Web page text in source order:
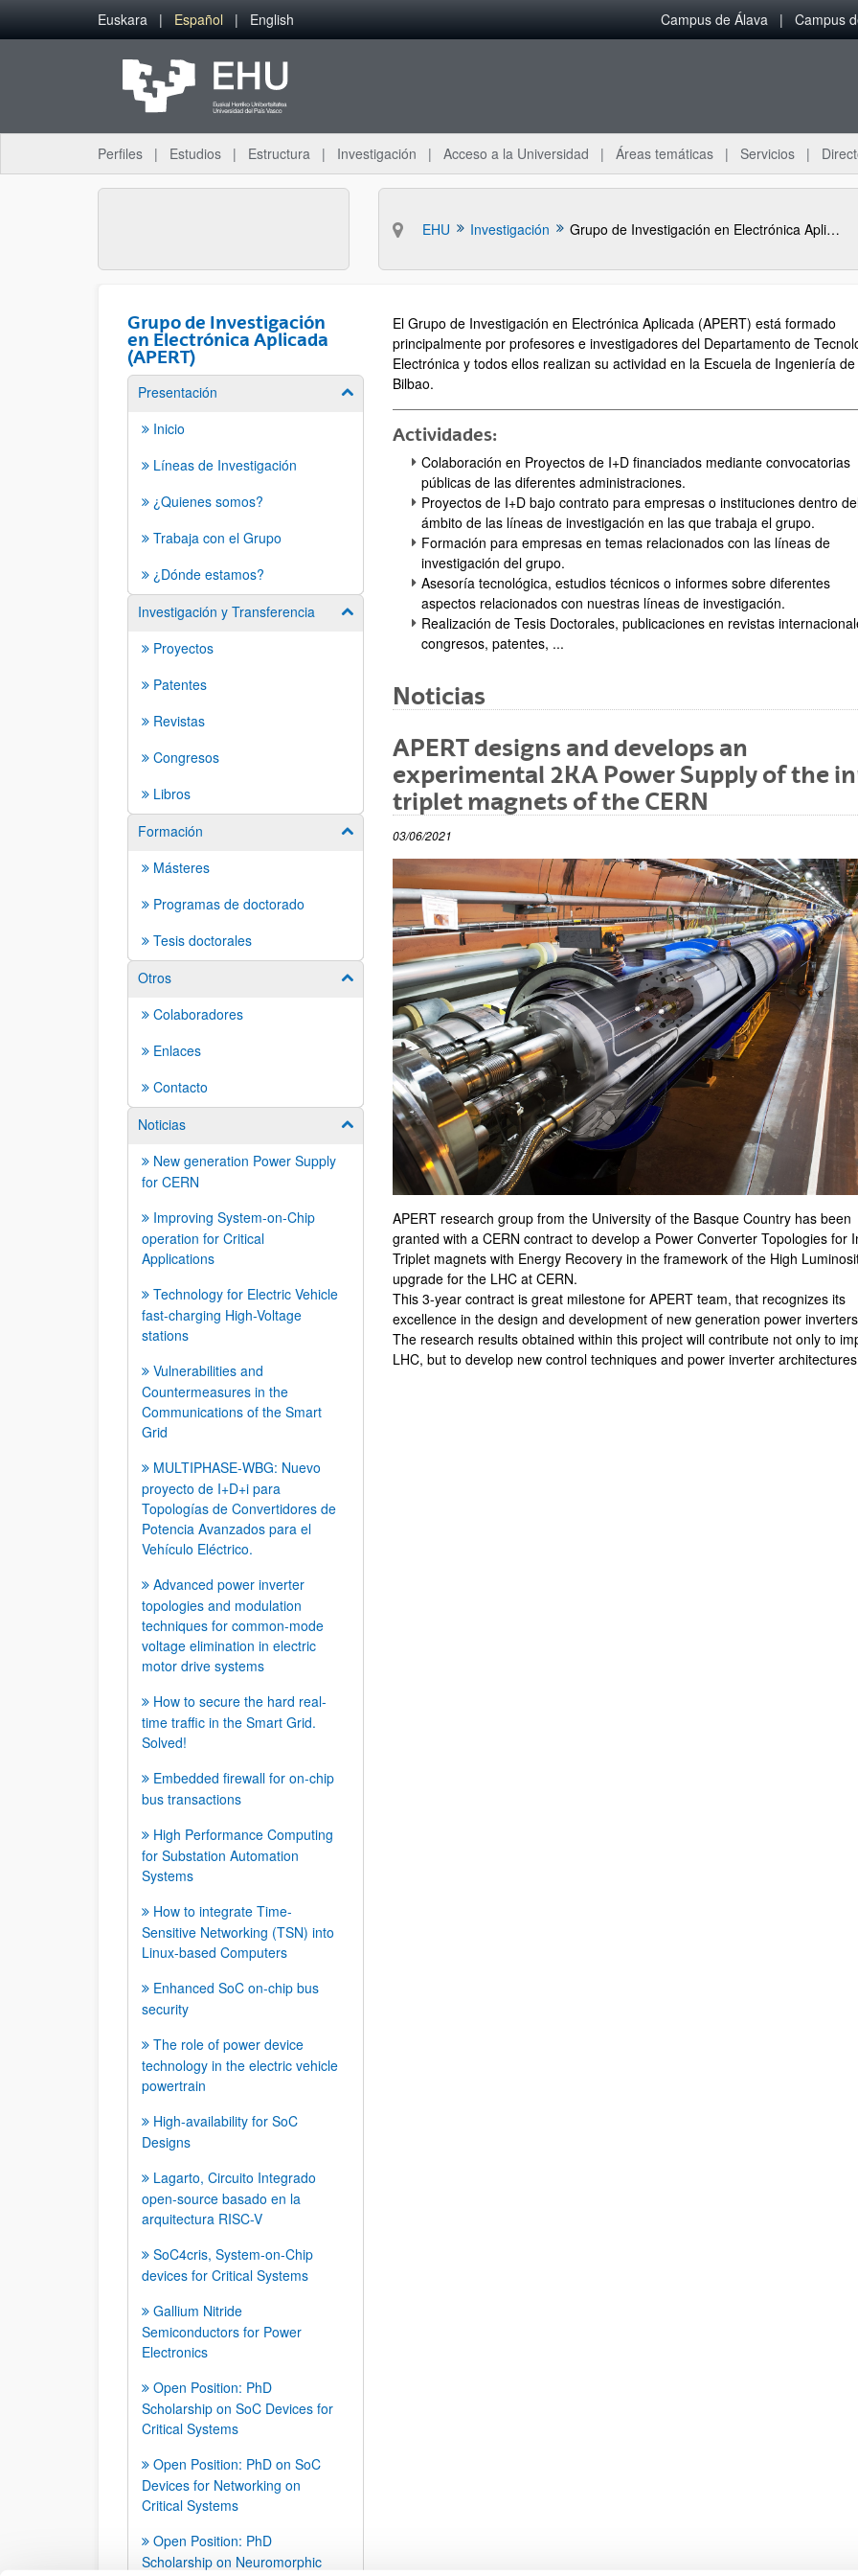
Saltar al contenido principal
Euskara Español English Campus de Álava Campus
Perfiles Estudios Estructura Investigación Acceso a la Universidad Áreas temáticas Servicios
EHU Investigación Grupo de Investigación en Electrónica Aplicada (APERT)
Grupo de Investigación
en Electrónica Aplicada
(APERT)
Presentación Mostrar/ocultar subpáginas
Inicio
Líneas de Investigación
¿Quienes somos?
Trabaja con el Grupo
¿Dónde estamos?
Investigación y Transferencia
Mostrar/ocultar subpáginas
Proyectos
Patentes
Revistas
Congresos
Libros
Formación
Mostrar/ocultar subpáginas
Másteres
Programas de doctorado
Tesis doctorales
Otros
Mostrar/ocultar subpáginas
Colaboradores
Enlaces
Contacto
Noticias
Mostrar/ocultar subpáginas
New generation Power Supply
for CERN
Improving System-on-Chip
operation for Critical
Applications
Technology for Electric Vehicle
fast-charging High-Voltage
stations
Vulnerabilities and
Countermeasures in the
Communications of the Smart
Grid
MULTIPHASE-WBG: Nuevo
proyecto de I+D+i para
Topologías de Convertidores de
Potencia Avanzados para el
Vehículo Eléctrico.
Advanced power inverter
topologies and modulation
techniques for common-mode
voltage elimination in electric
motor drive systems
How to secure the hard real-
time traffic in the Smart Grid.
Solved!
Embedded firewall for on-chip
bus transactions
High Performance Computing
for Substation Automation
Systems
How to integrate Time-
Sensitive Networking (TSN) into
Linux-based Computers
Enhanced SoC on-chip bus
security
The role of power device
technology in the electric vehicle
powertrain
High-availability for SoC
Designs
Lagarto, Circuito Integrado
open-source basado en la
arquitectura RISC-V
SoC4cris, System-on-Chip
devices for Critical Systems
Gallium Nitride
Semiconductors for Power
Electronics
Open Position: PhD
Scholarship on SoC Devices for
Critical Systems
Open Position: PhD on SoC
Devices for Networking on
Critical Systems
Open Position: PhD
Scholarship on Neuromorphic
El Grupo de Investigación en Electrónica Aplicada (APERT) está formado
principalmente por profesores e investigadores del Departamento de
Electrónica y todos ellos realizan su actividad en la Escuela de Ingeniería de
Bilbao.
Actividades:
Colaboración en Proyectos de I+D financiados mediante convocatorias
públicas de las diferentes administraciones.
Proyectos de I+D bajo contrato para empresas o instituciones dentro
ámbito de las líneas de investigación en las que trabaja el grupo.
Formación para empresas en temas relacionados con las líneas de
investigación del grupo.
Asesoría tecnológica, estudios técnicos o informes sobre diferentes
aspectos relacionados con nuestras líneas de investigación.
Realización de Tesis Doctorales, publicaciones en revistas
congresos, patentes, ...
Noticias
APERT designs and develops an
experimental 2KA Power Supply of the
triplet magnets of the CERN
03/06/2021
APERT research group from the University of the Basque Country has been
granted with a CERN contract to develop a Power Converter Topologies for
Triplet magnets with Energy Recovery in the framework of the High
upgrade for the LHC at CERN.
This 3-year contract is great milestone for APERT team, that recognizes its
excellence in the design and development of new generation power
The research results obtained within this project will contribute not only to
LHC, but to develop new control techniques and power inverter